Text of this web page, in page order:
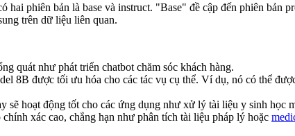
phiên bản là base và instruct. "Base" đề cập đến phiên bản
trên dữ liệu liên quan.
quát như phát triển chatbot chăm sóc khách hàng.
8B được tối ưu hóa cho các tác vụ cụ thể. Ví dụ, nó có thể
hoạt động tốt cho các ứng dụng như xử lý tài liệu y sinh học
xác cao, chẳng hạn như phân tích tài liệu pháp lý hoặc